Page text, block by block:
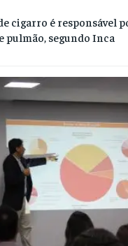
cigarro é responsável
pulmão, segundo Inca